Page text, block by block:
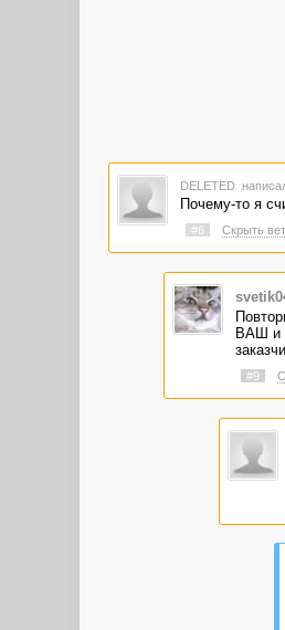
DELETED
Почему-то я
#6 Скрыть
ВАШ и
#9